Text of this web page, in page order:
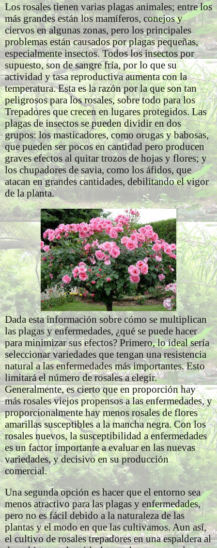
Los rosales tienen varias plagas animales; entre los
más grandes están los mamíferos, conejos y
ciervos en algunas zonas, pero los principales
problemas están causados por plagas pequeñas,
especialmente insectos. Todos los insectos por
supuesto, son de sangre fría, por lo que su
actividad y tasa reproductiva aumenta con la
temperatura. Esta es la razón por la que son tan
peligrosos para los rosales, sobre todo para los
Trepadores que crecen en lugares protegidos. Las
plagas de insectos se pueden dividir en dos
grupos: los masticadores, como orugas y babosas,
que pueden ser pocos en cantidad pero producen
graves efectos al quitar trozos de hojas y flores; y
los chupadores de savia, como los áfidos, que
atacan en grandes cantidades, debilitando el vigor
de la planta.
Dada esta información sobre cómo se multiplican
las plagas y enfermedades, ¿qué se puede hacer
para minimizar sus efectos? Primero, lo ideal sería
seleccionar variedades que tengan una resistencia
natural a las enfermedades más importantes. Esto
limitará el número de rosales a elegir.
Generalmente, es cierto que en proporción hay
más rosales viejos propensos a las enfermedades, y
proporcionalmente hay menos rosales de flores
amarillas susceptibles a la mancha negra. Con los
rosales nuevos, la susceptibilidad a enfermedades
es un factor importante a evaluar en las nuevas
variedades, y decisivo en su producción
comercial.
Una segunda opción es hacer que el entorno sea
menos atractivo para las plagas y enfermedades,
pero no es fácil debido a la naturaleza de las
plantas y el modo en que las cultivamos. Aun así,
el cultivo de rosales trepadores en una espaldera al